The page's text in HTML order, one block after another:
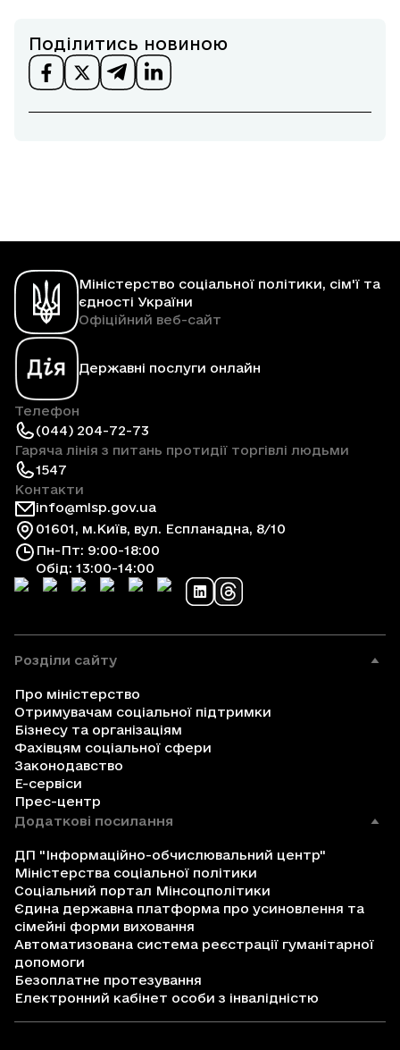
Поділитись новиною
Міністерство соціальної політики, сім'ї та
єдності України
Офіційний веб-сайт
Державні послуги онлайн
Телефон
(044) 204-72-73
Гаряча лінія з питань протидії торгівлі людьми
1547
Контакти
info@mlsp.gov.ua
01601, м.Київ, вул. Еспланадна, 8/10
Пн-Пт: 9:00-18:00
Обід: 13:00-14:00
Розділи сайту
Про міністерство
Отримувачам соціальної підтримки
Бізнесу та організаціям
Фахівцям соціальної сфери
Законодавство
Е-сервіси
Прес-центр
Додаткові посилання
ДП "Інформаційно-обчислювальний центр"
Міністерства соціальної політики
Соціальний портал Мінсоцполітики
Єдина державна платформа про усиновлення та
сімейні форми виховання
Автоматизована система реєстрації гуманітарної
допомоги
Безоплатне протезування
Електронний кабінет особи з інвалідністю